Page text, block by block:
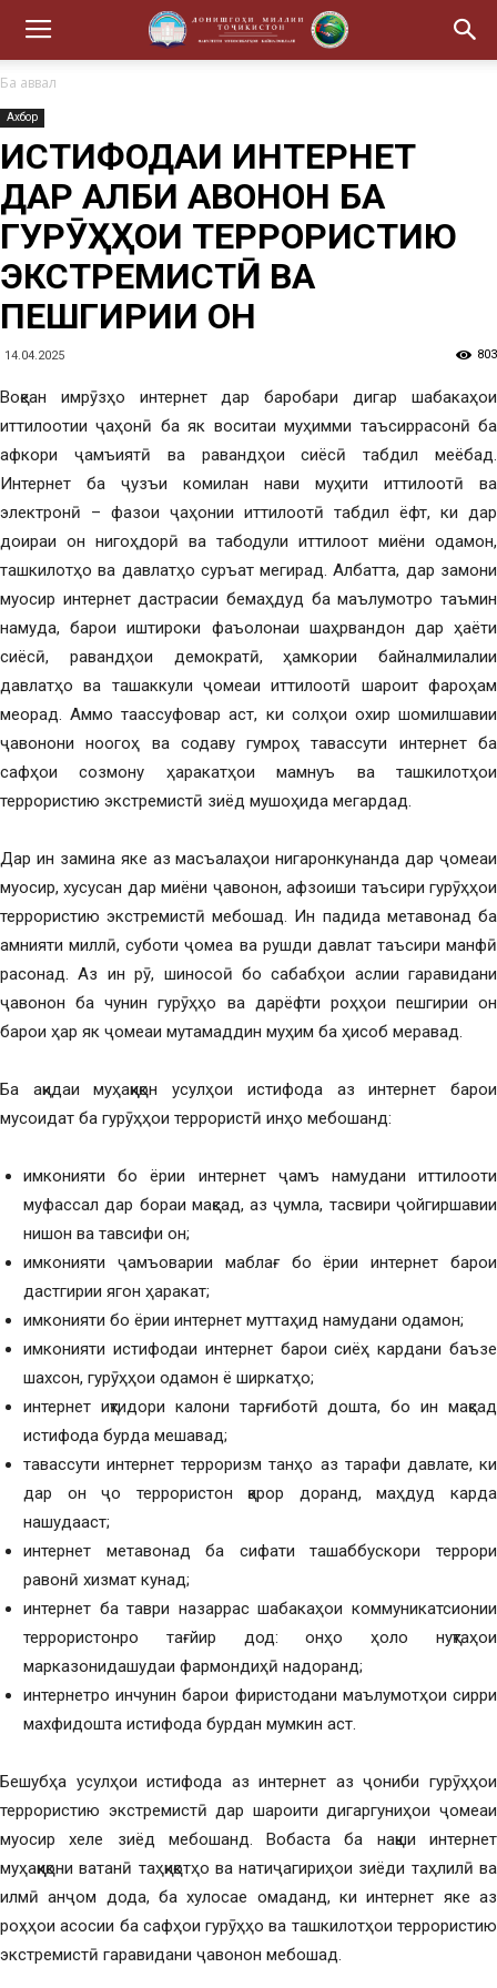
Ба аввал
Ахбор
ИСТИФОДАИ ИНТЕРНЕТ
ДАР ҶАЛБИ ҶАВОНОН БА
ГУРӮҲҲОИ ТЕРРОРИСТИЮ
ЭКСТРЕМИСТӢ ВА
ПЕШГИРИИ ОН
14.04.2025 803
Воқеан имрӯзҳо интернет дар баробари дигар шабакаҳои
иттилоотии ҷаҳонӣ ба як воситаи муҳимми таъсиррасонӣ ба
афкори ҷамъиятӣ ва равандҳои сиёсӣ табдил меёбад.
Интернет ба ҷузъи комилан нави муҳити иттилоотӣ ва
электронӣ – фазои ҷаҳонии иттилоотӣ табдил ёфт, ки дар
доираи он нигоҳдорӣ ва табодули иттилоот миёни одамон,
ташкилотҳо ва давлатҳо суръат мегирад. Албатта, дар замони
муосир интернет дастрасии бемаҳдуд ба маълумотро таъмин
намуда, барои иштироки фаъолонаи шаҳрвандон дар ҳаёти
сиёсӣ, равандҳои демократӣ, ҳамкории байналмилалии
давлатҳо ва ташаккули ҷомеаи иттилоотӣ шароит фароҳам
меорад. Аммо таассуфовар аст, ки солҳои охир шомилшавии
ҷавонони ноогоҳ ва содаву гумроҳ тавассути интернет ба
сафҳои созмону ҳаракатҳои мамнуъ ва ташкилотҳои
террористию экстремистӣ зиёд мушоҳида мегардад.
Дар ин замина яке аз масъалаҳои нигаронкунанда дар ҷомеаи
муосир, хусусан дар миёни ҷавонон, афзоиши таъсири гурӯҳҳои
террористию экстремистӣ мебошад. Ин падида метавонад ба
амнияти миллӣ, суботи ҷомеа ва рушди давлат таъсири манфӣ
расонад. Аз ин рӯ, шиносоӣ бо сабабҳои аслии гаравидани
ҷавонон ба чунин гурӯҳҳо ва дарёфти роҳҳои пешгирии он
барои ҳар як ҷомеаи мутамаддин муҳим ба ҳисоб меравад.
Ба ақидаи муҳаққиқон усулҳои истифода аз интернет барои
мусоидат ба гурӯҳҳои террористӣ инҳо мебошанд:
имконияти бо ёрии интернет ҷамъ намудани иттилооти
муфассал дар бораи мақсад, аз ҷумла, тасвири ҷойгиршавии
нишон ва тавсифи он;
имконияти ҷамъоварии маблағ бо ёрии интернет барои
дастгирии ягон ҳаракат;
имконияти бо ёрии интернет муттаҳид намудани одамон;
имконияти истифодаи интернет барои сиёҳ кардани баъзе
шахсон, гурӯҳҳои одамон ё ширкатҳо;
интернет иқтидори калони тарғиботӣ дошта, бо ин мақсад
истифода бурда мешавад;
тавассути интернет терроризм танҳо аз тарафи давлате, ки
дар он ҷо террористон қарор доранд, маҳдуд карда
нашудааст;
интернет метавонад ба сифати ташаббускори террори
равонӣ хизмат кунад;
интернет ба таври назаррас шабакаҳои коммуникатсионии
террористонро тағйир дод: онҳо ҳоло нуқтаҳои
марказонидашудаи фармондиҳӣ надоранд;
интернетро инчунин барои фиристодани маълумотҳои сирри
махфидошта истифода бурдан мумкин аст.
Бешубҳа усулҳои истифода аз интернет аз ҷониби гурӯҳҳои
террористию экстремистӣ дар шароити дигаргуниҳои ҷомеаи
муосир хеле зиёд мебошанд. Вобаста ба нақши интернет
муҳаққиқони ватанӣ таҳқиқотҳо ва натиҷагириҳои зиёди таҳлилӣ ва
илмӣ анҷом дода, ба хулосае омаданд, ки интернет яке аз
роҳҳои асосии ба сафҳои гурӯҳҳо ва ташкилотҳои террористию
экстремистӣ гаравидани ҷавонон мебошад.